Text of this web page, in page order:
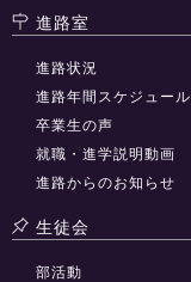
進路室
進路状況
進路年間スケジュール
卒業生の声
就職・進学説明動画
進路からのお知らせ
生徒会
部活動